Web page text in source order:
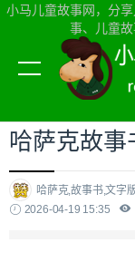
小马儿童故事网，分
事、儿童故
当前位置：小马儿童
哈萨克故事
哈萨克,故事书,文字
2026-04-19 15:35